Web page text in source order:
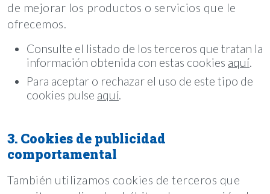
de mejorar los productos o servicios que le
ofrecemos.
Consulte el listado de los terceros que tratan la
información obtenida con estas cookies aquí.
Para aceptar o rechazar el uso de este tipo de
cookies pulse aquí.
3. Cookies de publicidad
comportamental
También utilizamos cookies de terceros que